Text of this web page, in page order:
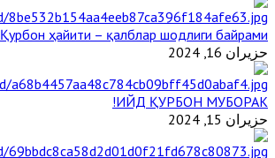
Қурбон ҳайити – қалблар шодлиги байрами
حزيران 16, 2024
ИЙД ҚУРБОН МУБОРАК!
حزيران 15, 2024